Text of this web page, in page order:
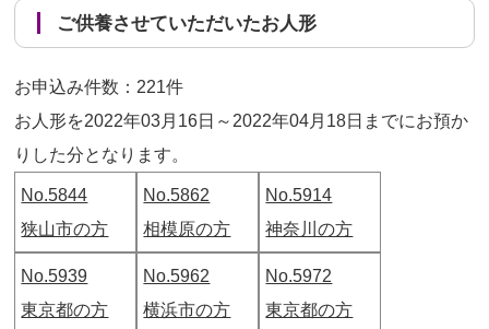
ご供養させていただいたお人形
お申込み件数：221件
お人形を2022年03月16日～2022年04月18日までにお預か
りした分となります。
No.5844
狭山市の方
No.5862
相模原の方
No.5914
神奈川の方
No.5939
東京都の方
No.5962
横浜市の方
No.5972
東京都の方